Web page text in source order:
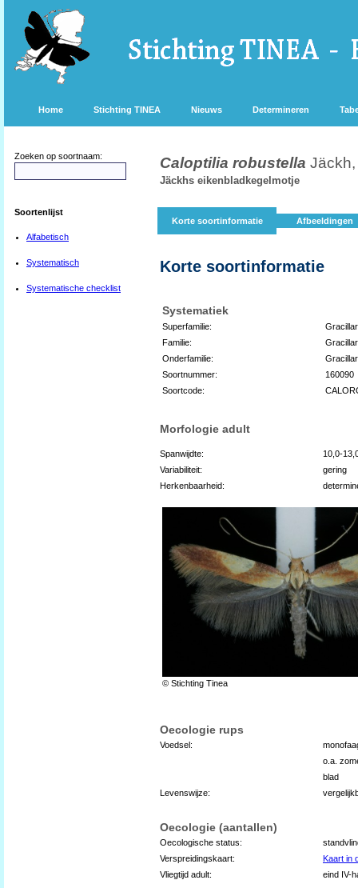
Home Stichting TINEA Nieuws Determineren
Zoeken op soortnaam:
Soortenlijst
Alfabetisch
Systematisch
Systematische checklist
Caloptilia robustella
Jäckhs eikenbladkegelmotje
Korte soortinformatie Afbeeldingen
Korte soortinformatie
Systematiek
Superfamilie:
Familie:
Onderfamilie:
Soortnummer:
160090
Soortcode:
Morfologie adult
Spanwijdte:
10,0-
Variabiliteit:
gering
Herkenbaarheid:
© Stichting Tinea
Oecologie rups
Voedsel:
o.a.
blad
Levenswijze:
Oecologie (aantallen)
Oecologische status:
Verspreidingskaart:
Kaart in
Vliegtijd adult:
eind IV-